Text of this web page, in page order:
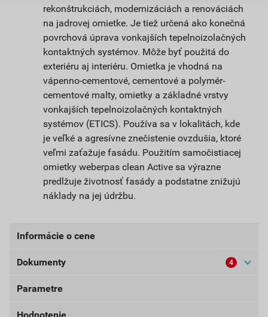
rekonštrukciách, modernizáciách a renováciách
na jadrovej omietke. Je tiež určená ako konečná
povrchová úprava vonkajších tepelnoizolačných
kontaktných systémov. Môže byť použitá do
exteriéru aj interiéru. Omietka je vhodná na
vápenno-cementové, cementové a polymér-
cementové malty, omietky a základné vrstvy
vonkajších tepelnoizolačných kontaktných
systémov (ETICS). Používa sa v lokalitách, kde
je veľké a agresívne znečistenie ovzdušia, ktoré
veľmi zaťažuje fasádu. Použitím samočistiacej
omietky weberpas clean Active sa výrazne
predlžuje životnosť fasády a podstatne znižujú
náklady na jej údržbu.
Informácie o cene
Aktuálna predajná cena po zľave 33% z cenníkovej
bez DPH za bal.
Dokumenty 4
Bezpečnostné listy (externí)
Parametre